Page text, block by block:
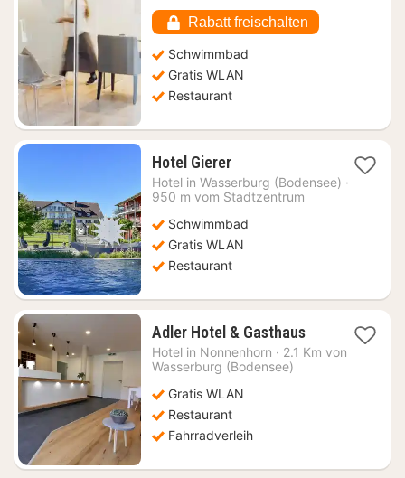
€
Rabatt freischalten
Schwimmbad
Gratis WLAN
Restaurant
Hotel Gierer1
Nacht
ab
€
Hotel in Wasserburg (Bodensee) ·
950 m vom Stadtzentrum
Schwimmbad
Gratis WLAN
Restaurant
Adler Hotel & Gasthaus1
Nacht
Hotel in Nonnenhorn · 2.1 Km von
Wasserburg (Bodensee)
Gratis WLAN
Restaurant
Fahrradverleih